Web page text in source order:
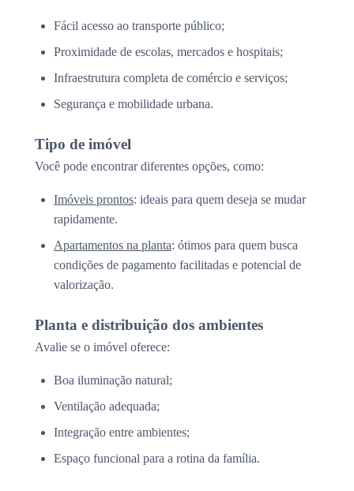
Fácil acesso ao transporte público;
Proximidade de escolas, mercados e hospitais;
Infraestrutura completa de comércio e serviços;
Segurança e mobilidade urbana.
Tipo de imóvel
Você pode encontrar diferentes opções, como:
Imóveis prontos: ideais para quem deseja se mudar
rapidamente.
Apartamentos na planta: ótimos para quem busca
condições de pagamento facilitadas e potencial de
valorização.
Planta e distribuição dos ambientes
Avalie se o imóvel oferece:
Boa iluminação natural;
Ventilação adequada;
Integração entre ambientes;
Espaço funcional para a rotina da família.